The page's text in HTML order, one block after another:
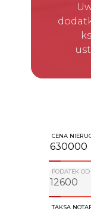
CENA
PODATEK
TAKSA